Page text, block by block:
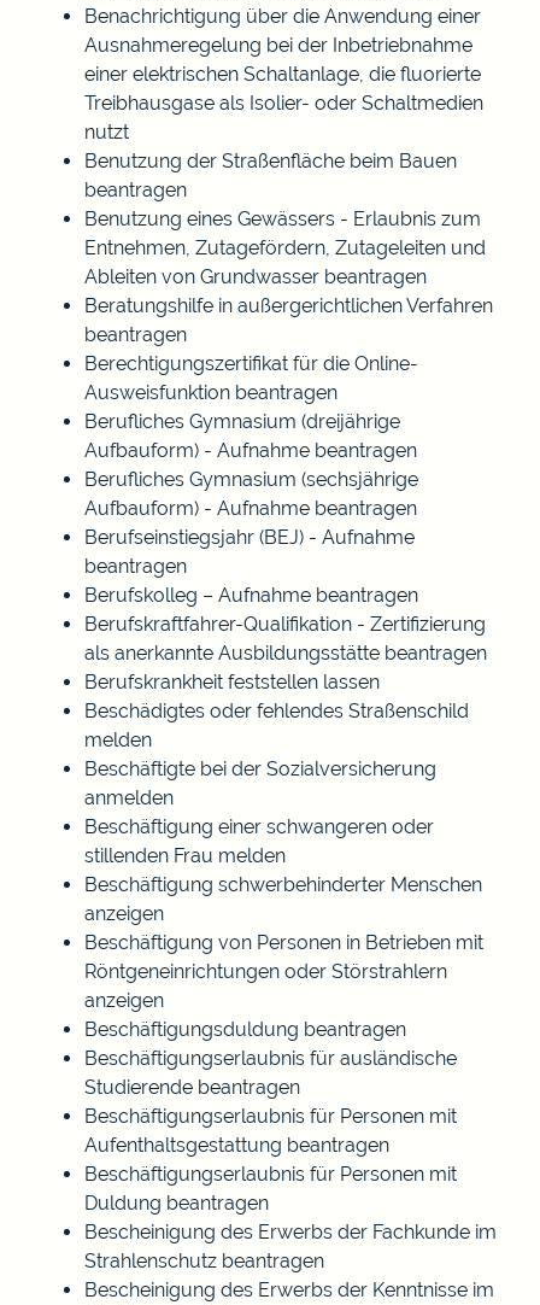
Benachrichtigung über die Anwendung einer
Ausnahmeregelung bei der Inbetriebnahme
einer elektrischen Schaltanlage, die fluorierte
Treibhausgase als Isolier- oder Schaltmedien
nutzt
Benutzung der Straßenfläche beim Bauen
beantragen
Benutzung eines Gewässers - Erlaubnis zum
Entnehmen, Zutagefördern, Zutageleiten und
Ableiten von Grundwasser beantragen
Beratungshilfe in außergerichtlichen Verfahren
beantragen
Berechtigungszertifikat für die Online-
Ausweisfunktion beantragen
Berufliches Gymnasium (dreijährige
Aufbauform) - Aufnahme beantragen
Berufliches Gymnasium (sechsjährige
Aufbauform) - Aufnahme beantragen
Berufseinstiegsjahr (BEJ) - Aufnahme
beantragen
Berufskolleg – Aufnahme beantragen
Berufskraftfahrer-Qualifikation - Zertifizierung
als anerkannte Ausbildungsstätte beantragen
Berufskrankheit feststellen lassen
Beschädigtes oder fehlendes Straßenschild
melden
Beschäftigte bei der Sozialversicherung
anmelden
Beschäftigung einer schwangeren oder
stillenden Frau melden
Beschäftigung schwerbehinderter Menschen
anzeigen
Beschäftigung von Personen in Betrieben mit
Röntgeneinrichtungen oder Störstrahlern
anzeigen
Beschäftigungsduldung beantragen
Beschäftigungserlaubnis für ausländische
Studierende beantragen
Beschäftigungserlaubnis für Personen mit
Aufenthaltsgestattung beantragen
Beschäftigungserlaubnis für Personen mit
Duldung beantragen
Bescheinigung des Erwerbs der Fachkunde im
Strahlenschutz beantragen
Bescheinigung des Erwerbs der Kenntnisse im